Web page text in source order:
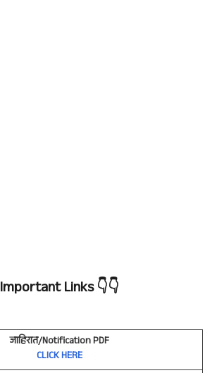
Important Links👇👇
जाहिरात/Notification PDF
CLICK HERE